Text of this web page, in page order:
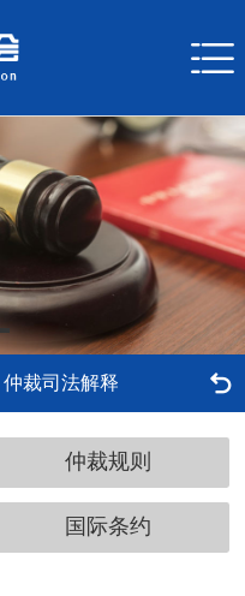

仲裁司法解释 
仲裁规则
国际条约